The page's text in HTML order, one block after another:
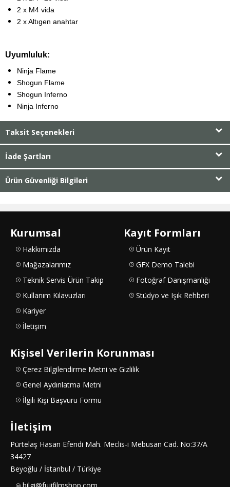
2 x M4 vida
2 x Altıgen anahtar
Uyumluluk:
Ninja Flame
Shogun Flame
Shogun Inferno
Ninja Inferno
Taksit Seçenekleri
İade Şartları
Ürün Güvenliği Bilgileri
Kurumsal
Hakkımızda
Mağazalarımız
Teknik Servis Ürün Takip
Kullanım Kılavuzları
Kariyer
İletişim
Kayıt Formları
Ürün Kayıt
GFX Demo Talebi
Fotoğraf Danışmanlığı
Stüdyo ve Işık Rehberi
Kişisel Verilerin Korunması
Çerez Bilgilendirme Metni ve Gizlilik
Genel Aydınlatma Metni
İlgili Kişi Başvuru Formu
İletişim
Pürtelaş Hasan Efendi Mah. Meclis-i Mebusan Cad. No:37/A
34427
Beyoğlu / İstanbul / Türkiye
bilgi@fujifilmshop.com